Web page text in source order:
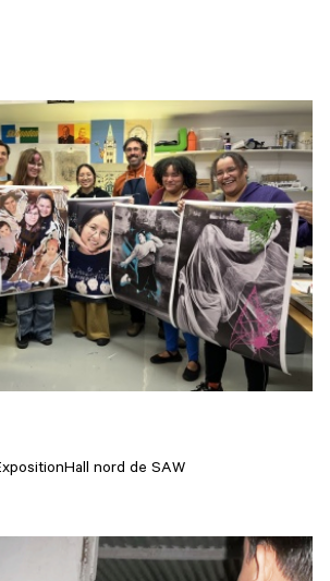
Hall nord de SAW